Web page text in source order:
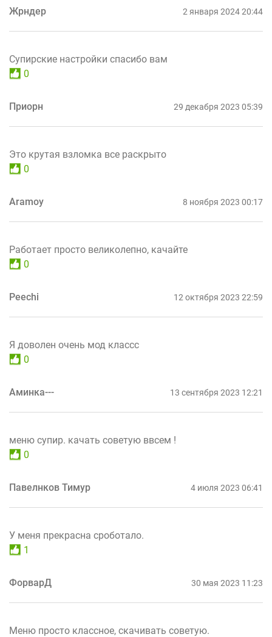
Жрндер 2 января 2024 20:44
Супирские настройки спасибо вам
0
Приорн 29 декабря 2023 05:39
Это крутая взломка все раскрыто
0
Aramoy 8 ноября 2023 00:17
Работает просто великолепно, качайте
0
Peechi 12 октября 2023 22:59
Я доволен очень мод классс
0
Аминка--- 13 сентября 2023 12:21
меню супир. качать советую ввсем !
0
Павелнков Тимур 4 июля 2023 06:41
У меня прекрасна сроботало.
1
ФорварД 30 мая 2023 11:23
Меню просто классное, скачивать советую.